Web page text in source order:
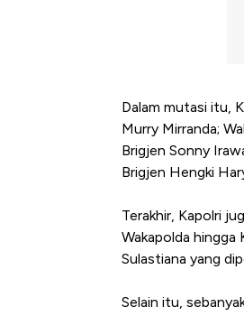
Dalam mutasi itu,
Murry Mirranda;
Brigjen Sonny
Brigjen Hengki
Terakhir, Kapolri
Wakapolda hingga
Sulastiana yang
Selain itu,